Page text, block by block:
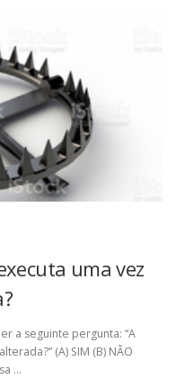
uma vez
a seguinte pergunta: “A
(A) SIM (B) NÃO
…